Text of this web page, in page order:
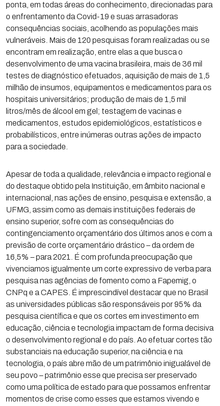
ponta, em todas áreas do conhecimento, direcionadas para
o enfrentamento da Covid-19 e suas arrasadoras
consequências sociais, acolhendo as populações mais
vulneráveis. Mais de 120 pesquisas foram realizadas ou se
encontram em realização, entre elas a que busca o
desenvolvimento de uma vacina brasileira, mais de 36 mil
testes de diagnóstico efetuados, aquisição de mais de 1,5
milhão de insumos, equipamentos e medicamentos para os
hospitais universitários; produção de mais de 1,5 mil
litros/mês de álcool em gel; testagem de vacinas e
medicamentos, estudos epidemiológicos, estatísticos e
probabilísticos, entre inúmeras outras ações de impacto
para a sociedade.
Apesar de toda a qualidade, relevância e impacto regional e
do destaque obtido pela Instituição, em âmbito nacional e
internacional, nas ações de ensino, pesquisa e extensão, a
UFMG, assim como as demais instituições federais de
ensino superior, sofre com as consequências do
contingenciamento orçamentário dos últimos anos e com a
previsão de corte orçamentário drástico – da ordem de
16,5% – para 2021. É com profunda preocupação que
vivenciamos igualmente um corte expressivo de verba para
pesquisa nas agências de fomento como a Fapemig, o
CNPq e a CAPES. É imprescindível destacar que no Brasil
as universidades públicas são responsáveis por 95% da
pesquisa científica e que os cortes em investimento em
educação, ciência e tecnologia impactam de forma decisiva
o desenvolvimento regional e do país. Ao efetuar cortes tão
substanciais na educação superior, na ciência e na
tecnologia, o país abre mão de um patrimônio inigualável de
seu povo – patrimônio esse que precisa ser preservado
como uma política de estado para que possamos enfrentar
momentos de crise como esses que estamos vivendo e